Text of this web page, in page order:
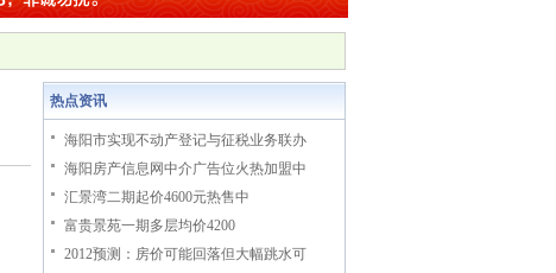
热点资讯
海阳市实现不动产登记与征税业务联办
海阳房产信息网中介广告位火热加盟中
汇景湾二期起价4600元热售中
富贵景苑一期多层均价4200
2012预测：房价可能回落但大幅跳水可